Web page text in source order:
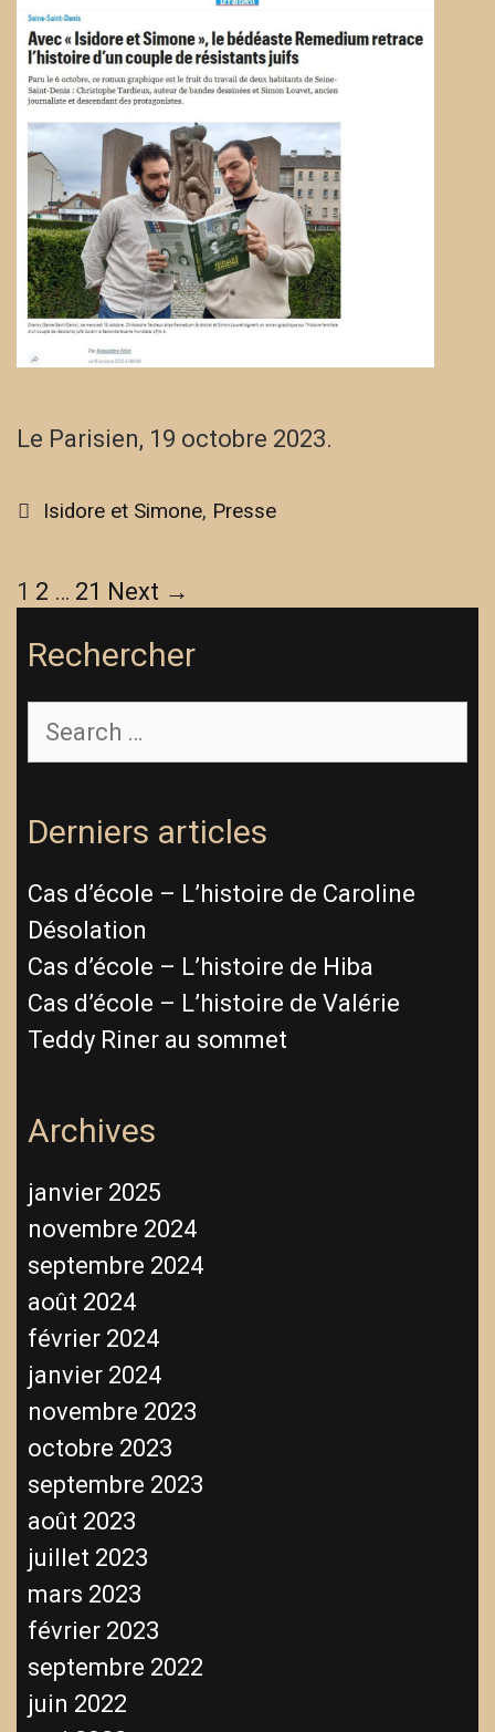
Le Parisien, 19 octobre 2023.
Categories
Isidore et Simone, Presse
Post
1 2 … 21 Next →
Rechercher
Search
for:
Derniers articles
Cas d’école – L’histoire de Caroline
Désolation
Cas d’école – L’histoire de Hiba
Cas d’école – L’histoire de Valérie
Teddy Riner au sommet
Archives
janvier 2025
novembre 2024
septembre 2024
août 2024
février 2024
janvier 2024
novembre 2023
octobre 2023
septembre 2023
août 2023
juillet 2023
mars 2023
février 2023
septembre 2022
juin 2022